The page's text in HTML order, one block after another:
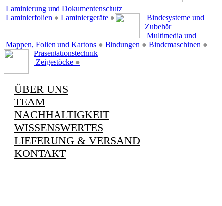
Laminierung und Dokumentenschutz
Laminierfolien ● Laminiergeräte ●
Bindesysteme und
Zubehör
Mappen, Folien und Kartons ● Bindungen ● Bindemaschinen ●
Multimedia und
Präsentationstechnik
Zeigestöcke ●
ÜBER UNS
TEAM
NACHHALTIGKEIT
WISSENSWERTES
LIEFERUNG & VERSAND
KONTAKT